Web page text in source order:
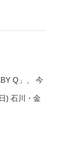
Q」、 今
) 石川・金